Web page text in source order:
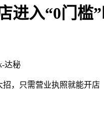
进入“0门槛
达秘
，只需营业执照就能开店